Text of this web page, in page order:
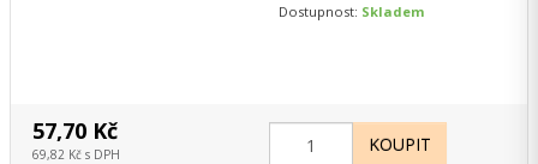
Dostupnost: Skladem
57,70 Kč
69,82 Kč s DPH